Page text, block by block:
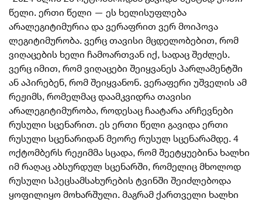
წელი. ერთი წელი — ეს ხელისუფლება
არალეგიტიმურია და ვერაფრით ვერ მოიპოვა
ლეგიტიმურობა. ვერც თავისი მცდელობებით, რომ
ვიღაცების ხელი ჩამოართვან იქ, სადაც შეძლეს.
ვერც იმით, რომ ვიღაცები შეიყვანეს პარლამენტში
ან აპირებენ, რომ შეიყვანონ. ვერაფერი უშველის ამ
რეჟიმს, რომელმაც დაამკვიდრა თავისი
არალეგიტიმურობა, როდესაც ჩაატარა არჩევნები
რუსული სცენარით. ეს ერთი წელი გავიდა ერთი
რუსული სცენარიდან მეორე რუსულ სცენარამდე. 4
ოქტომბერს რეჟიმმა სცადა, რომ შეეტყუებინა ხალხი
იმ რაღაც აბსურდულ სცენარში, რომელიც მხოლოდ
რუსული სპეცსამსახურების ტვინში შეიძლებოდა
ყოფილიყო მოხარშული. მაგრამ ქართველი ხალხი